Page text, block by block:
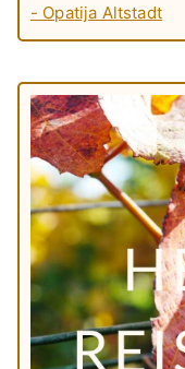
- Opatija Altstadt